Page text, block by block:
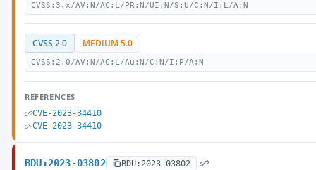
CVSS:3.x/AV:N/AC:L/PR:N/UI:N/S:U/C:N/I:L/A:N
CVSS 2.0 MEDIUM 5.0
CVSS:2.0/AV:N/AC:L/Au:N/C:N/I:P/A:N
REFERENCES
CVE-2023-34410
CVE-2023-34410
BDU:2023-03802 BDU:2023-03802